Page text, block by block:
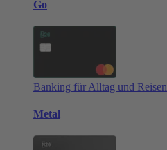
Go
Banking für Alltag und Reisen
Metal